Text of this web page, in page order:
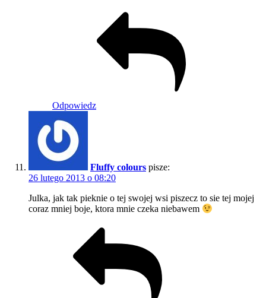
Odpowiedz
Fluffy colours pisze:
26 lutego 2013 o 08:20
Julka, jak tak pieknie o tej swojej wsi piszecz to sie tej mojej
coraz mniej boje, ktora mnie czeka niebawem